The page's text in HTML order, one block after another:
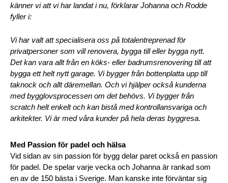
känner vi att vi har landat i nu, förklarar Johanna och Rodde
fyller i:
Vi har valt att specialisera oss på totalentreprenad för
privatpersoner som vill renovera, bygga till eller bygga nytt.
Det kan vara allt från en köks- eller badrumsrenovering till att
bygga ett helt nytt garage. Vi bygger från bottenplatta upp till
taknock och allt däremellan. Och vi hjälper också kunderna
med bygglovsprocessen om det behövs. Vi bygger från
scratch helt enkelt och kan bistå med kontrollansvariga och
arkitekter. Vi är med våra kunder på hela deras byggresa.
Med Passion för padel och hälsa
Vid sidan av sin passion för bygg delar paret också en passion
för padel. De spelar varje vecka och Johanna är rankad som
en av de 150 bästa i Sverige. Man kanske inte förväntar sig